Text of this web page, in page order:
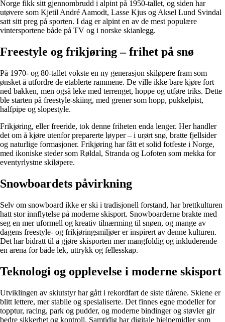
Norge fikk sitt gjennombrudd i alpint på 1950-tallet, og siden har
utøvere som Kjetil André Aamodt, Lasse Kjus og Aksel Lund Svindal
satt sitt preg på sporten. I dag er alpint en av de mest populære
vintersportene både på TV og i norske skianlegg.
Freestyle og frikjøring – frihet på snø
På 1970- og 80-tallet vokste en ny generasjon skiløpere fram som
ønsket å utfordre de etablerte rammene. De ville ikke bare kjøre fort
ned bakken, men også leke med terrenget, hoppe og utføre triks. Dette
ble starten på freestyle-skiing, med grener som hopp, pukkelpist,
halfpipe og slopestyle.
Frikjøring, eller freeride, tok denne friheten enda lenger. Her handler
det om å kjøre utenfor preparerte løyper – i urørt snø, bratte fjellsider
og naturlige formasjoner. Frikjøring har fått et solid fotfeste i Norge,
med ikoniske steder som Røldal, Stranda og Lofoten som mekka for
eventyrlystne skiløpere.
Snowboardets påvirkning
Selv om snowboard ikke er ski i tradisjonell forstand, har brettkulturen
hatt stor innflytelse på moderne skisport. Snowboarderne brakte med
seg en mer uformell og kreativ tilnærming til snøen, og mange av
dagens freestyle- og frikjøringsmiljøer er inspirert av denne kulturen.
Det har bidratt til å gjøre skisporten mer mangfoldig og inkluderende –
en arena for både lek, uttrykk og fellesskap.
Teknologi og opplevelse i moderne skisport
Utviklingen av skiutstyr har gått i rekordfart de siste tiårene. Skiene er
blitt lettere, mer stabile og spesialiserte. Det finnes egne modeller for
topptur, racing, park og pudder, og moderne bindinger og støvler gir
bedre sikkerhet og kontroll. Samtidig har digitale hjelpemidler som